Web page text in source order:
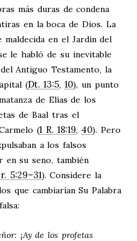
más duras de condena
en la boca de Dios. La
en el Jardín del
le habló de su inevitable
Antiguo Testamento, la
(Dt. 13:5,10), un punto
de Elías de los
de Baal tras el
(1 R. 18:19,40). Pero
a los falsos
su seno, también
5:29–31). Considere la
que cambiarían Su Palabra
¡Ay de los profetas